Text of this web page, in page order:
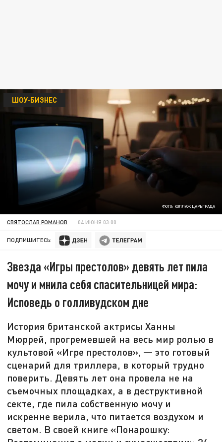
ФОТО: КОЛЛАЖ ЦАРЬГРАДА
ШОУ-БИЗНЕС
СВЯТОСЛАВ РОМАНОВ 04 ИЮНЯ 03:00
ПОДПИШИТЕСЬ:
Звезда «Игры престолов» девять лет пила
мочу и мнила себя спасительницей мира:
Исповедь о голливудском дне
История британской актрисы Ханны
Мюррей, прогремевшей на весь мир ролью в
культовой «Игре престолов», — это готовый
сценарий для триллера, в который трудно
поверить. Девять лет она провела не на
съемочных площадках, а в деструктивной
секте, где пила собственную мочу и
искренне верила, что питается воздухом и
светом. В своей книге «Понарошку: